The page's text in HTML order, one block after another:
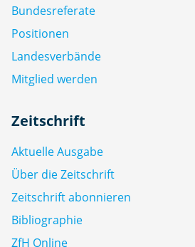
Bundesreferate
Positionen
Landesverbände
Mitglied werden
Zeitschrift
Aktuelle Ausgabe
Über die Zeitschrift
Zeitschrift abonnieren
Bibliographie
ZfH Online